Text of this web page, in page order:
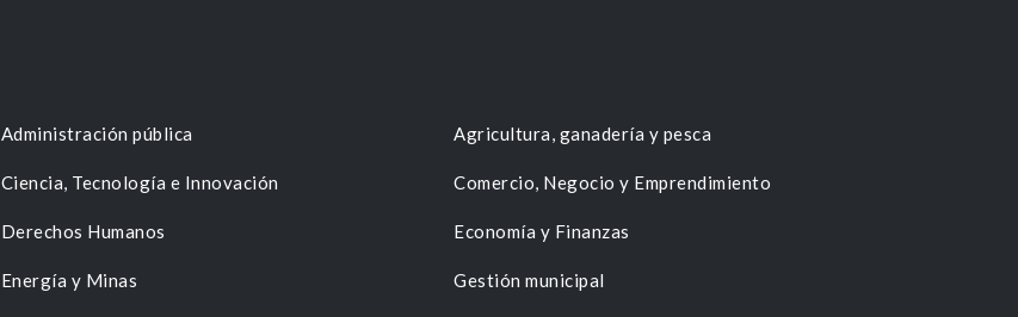
Administración pública Agricultura, ganadería y pesca
Ciencia, Tecnología e Innovación Comercio, Negocio y Emprendimiento
Derechos Humanos Economía y Finanzas
Energía y Minas Gestión municipal